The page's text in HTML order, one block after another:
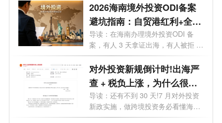
2026海南境外投资ODI备案
避坑指南：自贸港红利+全流
程实操，28个问题一次讲透
导读：在海南办理境外投资ODI 备
案，有人 3 天拿证出海，有人被拒 5
次？28 ...
对外投资新规倒计时!出海严
查 + 税负上涨，为什么很多
老板都把 ODI备案落在海
南？
导读：还有不到 30 天!7 月对外投资
新政实施，做跨境投资务必看懂海南
政策...